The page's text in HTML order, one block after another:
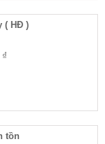
( HĐ )
tồn